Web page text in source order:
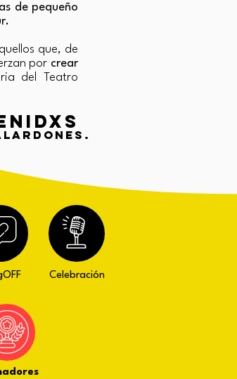
de pequeño
que, de
por crear
del Teatro
Celebración